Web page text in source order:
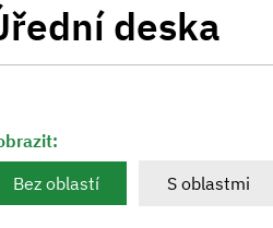
deska
Bez oblastí
S oblastmi